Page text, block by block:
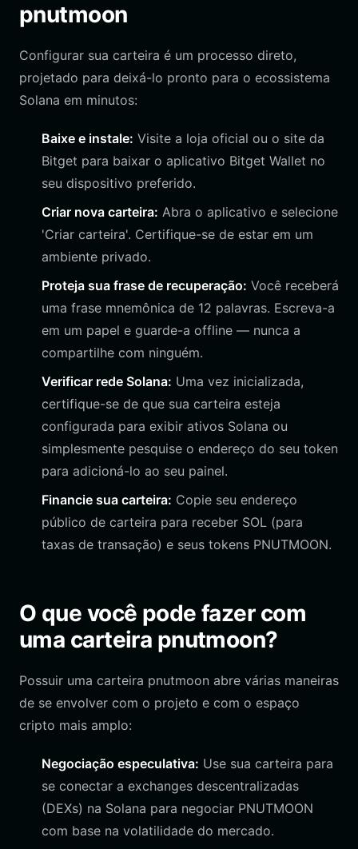
pnutmoon
Configurar sua carteira é um processo direto,
projetado para deixá-lo pronto para o ecossistema
Solana em minutos:
Baixe e instale: Visite a loja oficial ou o site da
Bitget para baixar o aplicativo Bitget Wallet no
seu dispositivo preferido.
Criar nova carteira: Abra o aplicativo e selecione
'Criar carteira'. Certifique-se de estar em um
ambiente privado.
Proteja sua frase de recuperação: Você receberá
uma frase mnemônica de 12 palavras. Escreva-a
em um papel e guarde-a offline — nunca a
compartilhe com ninguém.
Verificar rede Solana: Uma vez inicializada,
certifique-se de que sua carteira esteja
configurada para exibir ativos Solana ou
simplesmente pesquise o endereço do seu token
para adicioná-lo ao seu painel.
Financie sua carteira: Copie seu endereço
público de carteira para receber SOL (para
taxas de transação) e seus tokens PNUTMOON.
O que você pode fazer com
uma carteira pnutmoon?
Possuir uma carteira pnutmoon abre várias maneiras
de se envolver com o projeto e com o espaço
cripto mais amplo:
Negociação especulativa: Use sua carteira para
se conectar a exchanges descentralizadas
(DEXs) na Solana para negociar PNUTMOON
com base na volatilidade do mercado.